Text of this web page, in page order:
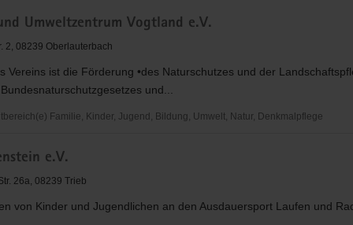
Umweltzentrum Vogtland e.V.
2, 08239 Oberlauterbach
Vereins ist die Förderung •des Naturschutzes und der
und...
Familie, Kinder, Jugend, Bildung, Umwelt, Natur, Denkmalpflege
e.V.
26a, 08239 Trieb
von Kinder und Jugendlichen an den Ausdauersport Laufen und